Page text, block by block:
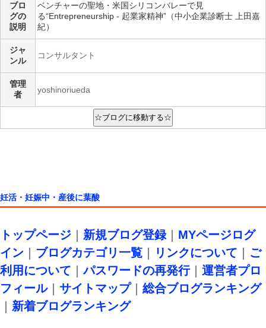
ブロ
グの
説明
ベンチャーの聖地・米国シリコンバレーで見
る“Entrepreneurship - 起業家精神”（中小企業診断士 上田嘉
紀）
ジャ
ンル
コンサルタント
管理
者
yoshinoriueda
妊活・妊娠中・産後に葉酸
トップページ 新規ブログ登録｜ MYページログ
イン
ブログカテゴリ一覧 リンクについて
ご
利用について ｜パスワードの再発行｜ 運営者プロ
フィール｜ サイトマップ｜ 総合ブログランキング
新着ブログランキング